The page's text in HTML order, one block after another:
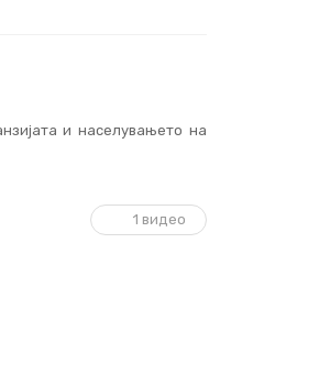
и населувањето на
1 видео